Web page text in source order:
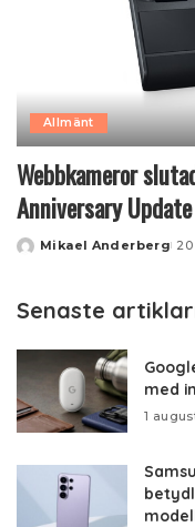
Allmänt
Webbkameror
Anniversary Update
Posted
Mikael Anderberg
Senaste
med
1